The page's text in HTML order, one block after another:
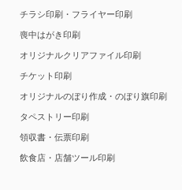
チラシ印刷・フライヤー印刷
喪中はがき印刷
オリジナルクリアファイル印刷
チケット印刷
オリジナルのぼり作成・のぼり旗印刷
タペストリー印刷
領収書・伝票印刷
飲食店・店舗ツール印刷